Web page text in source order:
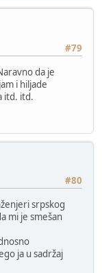
#79
da je
i hiljade
itd. itd.
#80
srpskog
mi je smešan
ja u sadržaj